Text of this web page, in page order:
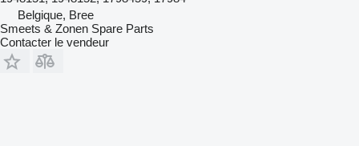
Belgique, Bree
Smeets & Zonen Spare Parts
Contacter le vendeur